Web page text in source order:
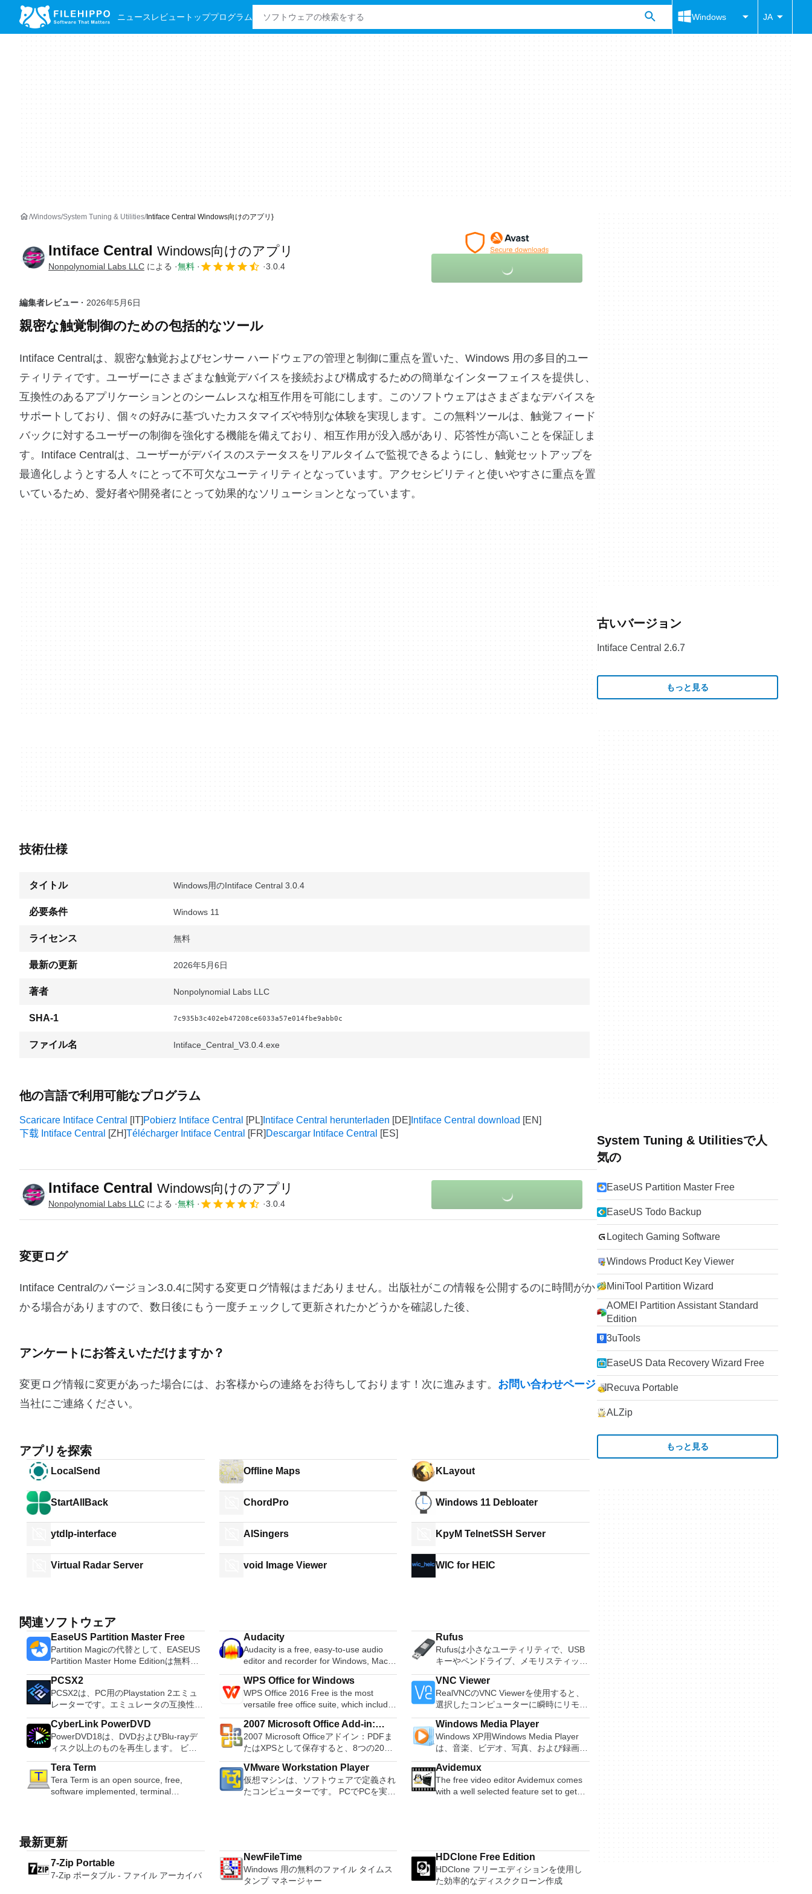
ニュース レビュー トッププログラム Windows JA
Windows System Tuning & Utilities Intiface Central Windows向けのアプリ}
Intiface Central Windows向けのアプリ
Nonpolynomial Labs LLC による 無料 3.0.4
編集者レビュー · 2026年5月6日
親密な触覚制御のための包括的なツール
Intiface Centralは、親密な触覚およびセンサー ハードウェアの管理と制御に重点を置いた、Windows 用の多目的ユー
ティリティです。ユーザーにさまざまな触覚デバイスを接続および構成するための簡単なインターフェイスを提供し、
互換性のあるアプリケーションとのシームレスな相互作用を可能にします。このソフトウェアはさまざまなデバイスを
サポートしており、個々の好みに基づいたカスタマイズや特別な体験を実現します。この無料ツールは、触覚フィード
バックに対するユーザーの制御を強化する機能を備えており、相互作用が没入感があり、応答性が高いことを保証しま
す。Intiface Centralは、ユーザーがデバイスのステータスをリアルタイムで監視できるようにし、触覚セットアップを
最適化しようとする人々にとって不可欠なユーティリティとなっています。アクセシビリティと使いやすさに重点を置
いているため、愛好者や開発者にとって効果的なソリューションとなっています。
技術仕様
タイトル Windows用のIntiface Central 3.0.4
必要条件 Windows 11
ライセンス 無料
最新の更新 2026年5月6日
著者 Nonpolynomial Labs LLC
SHA-1 7c935b3c402eb47208ce6033a57e014fbe9abb0c
ファイル名 Intiface_Central_V3.0.4.exe
他の言語で利用可能なプログラム
Scaricare Intiface Central Pobierz Intiface Central Intiface Central herunterladen
Intiface Central download
下载 Intiface Central
Télécharger Intiface Central Descargar Intiface Central
Intiface Central Windows向けのアプリ
Nonpolynomial Labs LLC による 無料 3.0.4
変更ログ
Intiface Centralのバージョン3.0.4に関する変更ログ情報はまだありません。出版社がこの情報を公開するのに時間がか
かる場合がありますので、数日後にもう一度チェックして更新されたかどうかを確認した後、
アンケートにお答えいただけますか？
変更ログ情報に変更があった場合には、お客様からの連絡をお待ちしております！次に進みます。 お問い合わせページ
当社にご連絡ください。
アプリを探索
LocalSend Offline Maps KLayout
StartAllBack ChordPro Windows 11 Debloater
ytdlp-interface AISingers KpyM TelnetSSH Server
Virtual Radar Server void Image Viewer WIC for HEIC
関連ソフトウェア
EaseUS Partition Master Free
Partition Magicの代替として、EASEUS
Partition Master Home Editionは無料の
オールインワンパーティションソリュー
ションおよびディスク管理ユーティリテ
ィです。パーティションの拡張（特にシ
ステムドライブ用）、ディスク領域の管
理、MBRおよびGUIDパーティションテ
ーブル（GPT）ディスクのディスク領域
不足の問題の解決を可能にします。 パ
ーティションのサイズ変更/移動システ
ムドライブを拡張するディスクとパーテ
ィションをコピーパーティションをマー
ジ分割パーティション空き領域を再分配
するダイナミックディスクの変換パーテ
Audacity
Audacity is a free, easy-to-use audio
editor and recorder for Windows, Mac
OS X, GNU/Linux and other operating
systems. You can use Audacity to:
Record live audio. Convert tapes and
records into digital recordings or CDs.
Edit Ogg Vorbis, MP3, WAV or AIFF
sound files. Cut, copy, splice or mix
sounds together. Change the speed or
pitch of a recording. Add new effects
with LADSPA plug-ins. And more!
Rufus
Rufusは小さなユーティリティで、USB
キーやペンドライブ、メモリスティック
などの起動可能なUSBフラッシュドライ
ブをフォーマットおよび作成できます。
Rufusは、次のシナリオで役立ちます。
Windows、Linux、およびUEFI用の起動
可能なISOからUSBインストールメディ
アを作成する必要がある場合。 OSがイ
ンストールされていないシステムで作業
する必要がある場合。 BIOSまたはその
他のファームウェアをDOSからフラッシ
ュする必要がある場合。 低レベルのユ
ーティリティを実行する必要がある場
LiveXP、Knoppix、Kubuntu、Linux
Mint、NT Password Registry Editor、
OpenSUSE、Parted Magic、
PCSX2
PCSX2は、PC用のPlaystation 2エミュ
レーターです。エミュレータの互換性率
は、プレイ可能なすべてのPS2ゲームの
80％以上を誇っています。かなり強力な
コンピューターを所有している場合、
PCSX2は優れたエミュレーターです。
また、このアプリケーションはローエン
ドコンピューターのサポートも提供する
ため、Playstation 2コンソールのすべて
の所有者は、PCで動作するゲームを見
体験をシミュレートできます。このアプ
リケーションでは、ディスクからゲーム
を直接実行することも、ハードドライブ
からISOイメージとして実行することも
WPS Office for Windows
WPS Office 2016 Free is the most
versatile free office suite, which includes
free word processor, spreadsheet
program and presentation maker. With
these three programs you will easily be
able to deal with any office related
tasks. WPS Office 2016 Free has
multiple language support for English,
French, German, Spanish,
Portuguese,Russian and Polish
such as the paragraph adjustment tool
and multiple tabbed feature. It also has
a PDF converter, spell check and word
count feature. WPS Office 2016
VNC Viewer
RealVNCのVNC Viewerを使用すると、
選択したコンピューターに瞬時にリモー
トアクセスできます。 Mac、Windows
PC、またはLinuxマシン、世界中のどこ
からでも。 VNC Viewerを使用すると、
コンピューターのデスクトップを表示し
たり、コンピューターの前に直接座って
いるかのようにマウスとキーボードを制
御したりできます。 VNC Viewerは、イ
ンストールと使用が簡単です。制御した
フォームにVNC Viewerをインストール
する権限がない場合は、スタンドアロン
オプションを選択する必要があります。
主な機能は次のとおりです。 クラウド
CyberLink PowerDVD
PowerDVD18は、DVDおよびBlu-rayデ
ィスク以上のものを再生します。 ビデ
オ、オーディオ、写真、VR 360°コンテ
ンツ、さらにはYouTubeやVimeoにとっ
ても、PowerDVD18は重要なエンターテ
イメントの仲間です。 Ultra HD HDR TV
頭するか、PCまたはラップトップでの
比類のない再生サポートと独自の強化に
より、どこにいても簡単にリラックスで
きます。 新機能は次のとおりです。 4K
2007 Microsoft Office Add-in:
Microsoft Save as PDF or XPS
2007 Microsoft Officeアドイン：PDFま
たはXPSとして保存すると、8つの2007
Microsoft OfficeプログラムでPDFおよび
XPS形式にエクスポートして保存できま
す。このツールを使用すると、これらの
プログラムのサブセットでPDF形式およ
ラムで動作します。 Microsoft Office
Access 2007。 Microsoft Office Excel
2007。 Microsoft Office InfoPath
2007。 Microsoft Office OneNote
Windows Media Player
Windows XP用Windows Media Player
は、音楽、ビデオ、写真、および録画し
たテレビ番組などすべてを保存して楽し
む最適な機能を搭載しています。 再
生、表示、外出先で楽しむためのポータ
ブル デバイスとの同期、さらには家中
をより多く - デジタル音楽体験がさらに
楽しくなります。 エンターテイメント
をすべて1つの場所に - 音楽、ビデオ、
写真、録画したテレビ番組をすべて保存
Tera Term
Tera Term is an open source, free,
software implemented, terminal
supports telnet, SSH 1 & 2 and serial
port connections. It also has a built-in
macro scripting language and some
other useful plugins. Key features
include: Automatically creates logs with
VMware Workstation Player
仮想マシンは、ソフトウェアで定義され
たコンピューターです。 PCでPCを実行
はVMware ESXで作成された仮想マシン
を簡単に操作できます。 主な機能は次
のとおりです。 1台のPCで複数のオペ
レーティングシステムを同時に実行しま
Avidemux
The free video editor Avidemux comes
with a well selected feature set to get
common codecs and filters. Avidemux
automates your tasks by creating
projects and putting them into the job
queue. Features: Non-linear video
最新更新
7-Zip Portable
7-Zip ポータブル - ファイル アーカイバ
NewFileTime
Windows 用の無料のファイル タイムス
タンプ マネージャー
HDClone Free Edition
HDClone フリーエディションを使用し
た効率的なディスククローン作成
古いバージョン
Intiface Central 2.6.7
もっと見る
System Tuning & Utilitiesで人
気の
EaseUS Partition Master Free
EaseUS Todo Backup
Logitech Gaming Software
Windows Product Key Viewer
MiniTool Partition Wizard
AOMEI Partition Assistant Standard
Edition
3uTools
EaseUS Data Recovery Wizard Free
Recuva Portable
ALZip
もっと見る